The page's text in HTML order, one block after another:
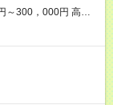
～300，000円 高卒
月1万円）を会社規
（実務経験がない方
番固定社員は当社
じて給与が支払わ